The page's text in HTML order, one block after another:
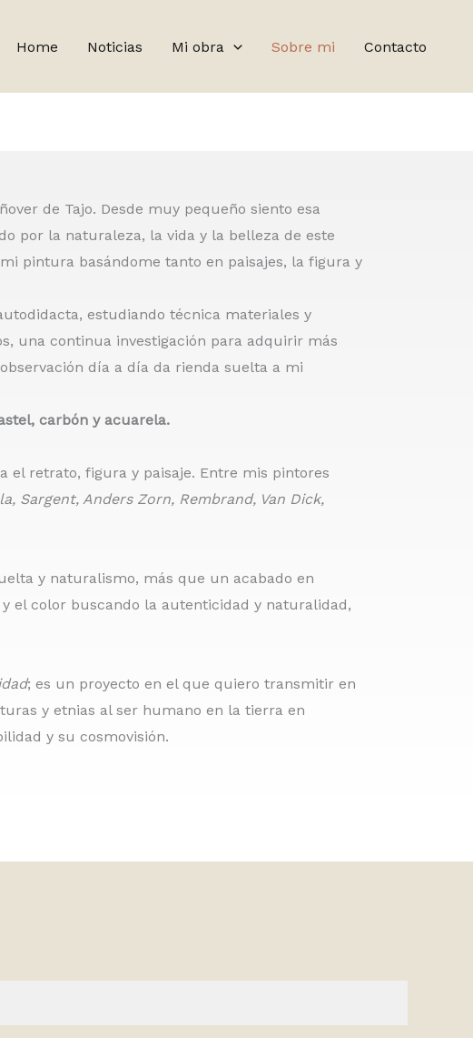
Home Noticias Mi obra Sobre mi Contacto
de Tajo. Desde muy pequeño siento esa
por la naturaleza, la vida y la belleza de este
pintura basándome tanto en paisajes, la figura y
estudiando técnica materiales y
una continua investigación para adquirir más
día a día da rienda suelta a mi
carbón y acuarela.
el retrato, figura y paisaje. Entre mis pintores
Sargent, Anders Zorn, Rembrand, Van Dick,
y naturalismo, más que un acabado en
el color buscando la autenticidad y naturalidad,
; es un proyecto en el que quiero transmitir en
y etnias al ser humano en la tierra en
y su cosmovisión.